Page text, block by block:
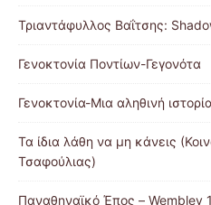
Τριαντάφυλλος Βαΐτσης:
Γενοκτονία Ποντίων-Γεγονότα
Γενοκτονία-Μια αληθινή ιστορία
Τα ίδια λάθη να μη κάνεις
Τσαφούλιας)
Παναθηναϊκό Έπος – Wembley